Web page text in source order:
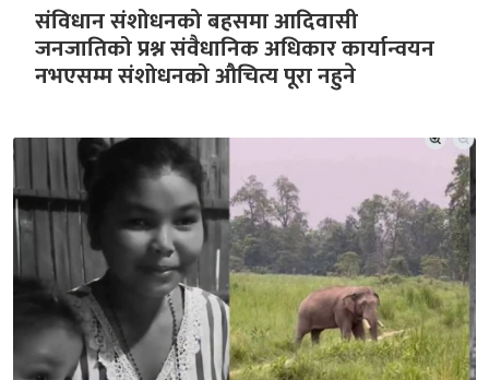
संविधान संशोधनको बहसमा आदिवासी
जनजातिको प्रश्न संवैधानिक अधिकार कार्यान्वयन
नभएसम्म संशोधनको औचित्य पूरा नहुने